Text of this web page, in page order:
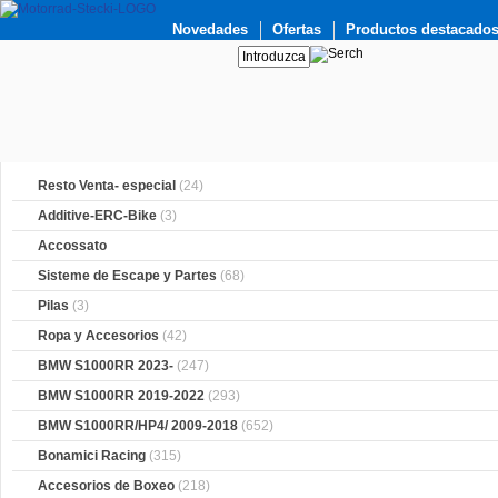
Novedades Ofertas Productos destacados
Resto Venta- especial (24)
Additive-ERC-Bike (3)
Accossato
Sisteme de Escape y Partes (68)
Pilas (3)
Ropa y Accesorios (42)
BMW S1000RR 2023- (247)
BMW S1000RR 2019-2022 (293)
BMW S1000RR/HP4/ 2009-2018 (652)
Bonamici Racing (315)
Accesorios de Boxeo (218)